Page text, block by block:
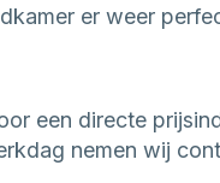
er weer
een directe
nemen wij